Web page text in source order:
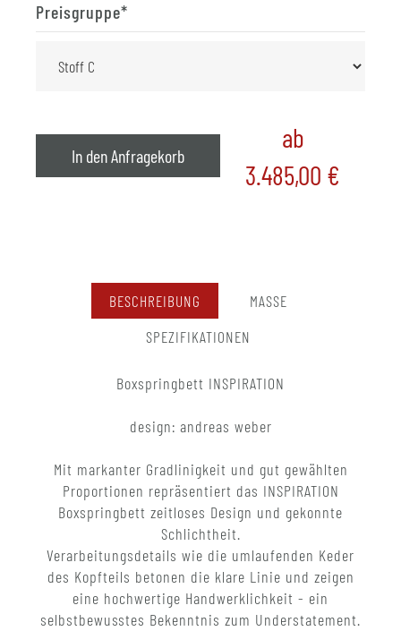
Preisgruppe*
In den Anfragekorb
ab
3.485,00 €
BESCHREIBUNG
MASSE
SPEZIFIKATIONEN
Boxspringbett INSPIRATION
design: andreas weber
Mit markanter Gradlinigkeit und gut gewählten
Proportionen repräsentiert das INSPIRATION
Boxspringbett zeitloses Design und gekonnte
Schlichtheit.
Verarbeitungsdetails wie die umlaufenden Keder
des Kopfteils betonen die klare Linie und zeigen
eine hochwertige Handwerklichkeit - ein
selbstbewusstes Bekenntnis zum Understatement.